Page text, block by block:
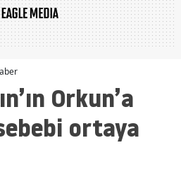
Orkun’a
ortaya